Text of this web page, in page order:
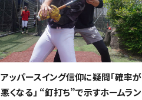
アッパースイング信仰に疑問「確率が
悪くなる」 “釘打ち”で示すホームラン